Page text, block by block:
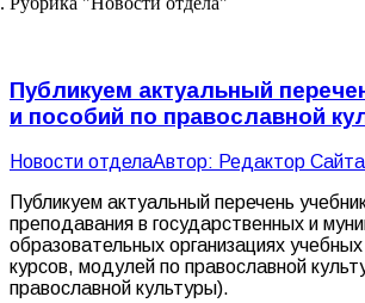
Публикуем актуальный
и пособий по православной
Новости отделаАвтор: Редактор Сайта
Публикуем актуальный перечень
преподавания в государственных и
образовательных организациях
курсов, модулей по православной
православной культуры).